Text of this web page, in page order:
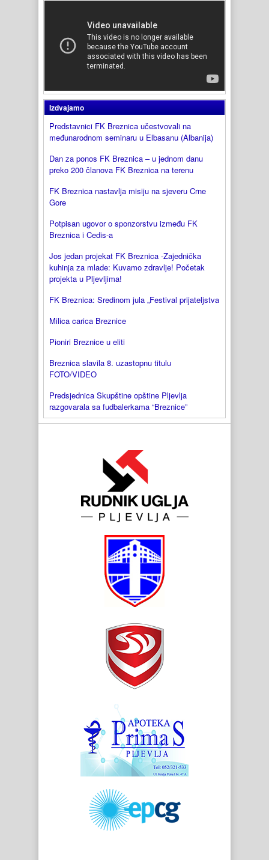
Izdvajamo
Predstavnici FK Breznica učestvovali na
međunarodnom seminaru u Elbasanu (Albanija)
Dan za ponos FK Breznica – u jednom danu
preko 200 članova FK Breznica na terenu
FK Breznica nastavlja misiju na sjeveru Crne
Gore
Potpisan ugovor o sponzorstvu između FK
Breznica i Cedis-a
Jos jedan projekat FK Breznica -Zajednička
kuhinja za mlade: Kuvamo zdravlje! Početak
projekta u Pljevljima!
FK Breznica: Sredinom jula „Festival prijateljstva
Milica carica Breznice
Pioniri Breznice u eliti
Breznica slavila 8. uzastopnu titulu
FOTO/VIDEO
Predsjednica Skupštine opštine Pljevlja
razgovarala sa fudbalerkama “Breznice”